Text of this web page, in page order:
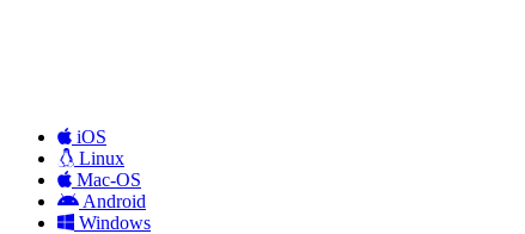
iOS
Linux
Mac-OS
Android
Windows